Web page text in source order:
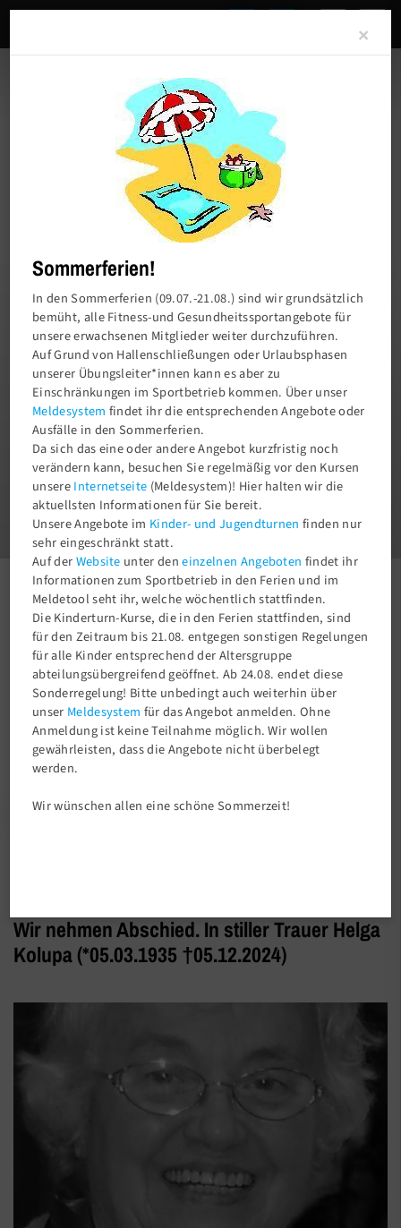
Charlottenburger Turn- und Sportverein von
1858 e.V.
1 3
Aktuelles
Newsroom
Wir nehmen Abschied. In stiller Trauer Helga Kolupa (*05.03.1935 †05.12.2024)
Wir nehmen Abschied. In stiller Trauer Helga
Kolupa (*05.03.1935 †05.12.2024)
×
Sommerferien!
In den Sommerferien (09.07.-21.08.) sind wir grundsätzlich
bemüht, alle Fitness-und Gesundheitssportangebote für
unsere erwachsenen Mitglieder weiter durchzuführen.
Auf Grund von Hallenschließungen oder Urlaubsphasen
unserer Übungsleiter*innen kann es aber zu
Einschränkungen im Sportbetrieb kommen. Über unser
Meldesystem findet ihr die entsprechenden Angebote oder
Ausfälle in den Sommerferien.
Da sich das eine oder andere Angebot kurzfristig noch
verändern kann, besuchen Sie regelmäßig vor den Kursen
unsereInternetseite (Meldesystem)! Hier halten wir die
aktuellsten Informationen für Sie bereit.
Unsere Angebote im Kinder- und Jugendturnen finden nur
sehr eingeschränkt statt.
Auf derWebsite unter deneinzelnen Angeboten findet ihr
Informationen zum Sportbetrieb in den Ferien und im
Meldetool seht ihr, welche wöchentlich stattfinden.
Die Kinderturn-Kurse, die in den Ferien stattfinden, sind
für den Zeitraum bis 21.08. entgegen sonstigen Regelungen
für alle Kinder entsprechend der Altersgruppe
abteilungsübergreifend geöffnet. Ab 24.08. endet diese
Sonderregelung! Bitte unbedingt auch weiterhin über
unser Meldesystem für das Angebot anmelden. Ohne
Anmeldung ist keine Teilnahme möglich. Wir wollen
gewährleisten, dass die Angebote nicht überbelegt
werden.
Wir wünschen allen eine schöne Sommerzeit!